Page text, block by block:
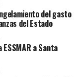
del gasto
del Estado
a Santa